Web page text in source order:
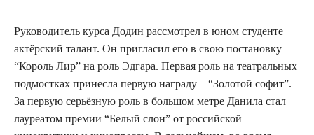
Руководитель курса Додин рассмотрел в юном студенте
актёрский талант. Он пригласил его в свою постановку
“Король Лир” на роль Эдгара. Первая роль на театральных
подмостках принесла первую награду – “Золотой софит”.
За первую серьёзную роль в большом метре Данила стал
лауреатом премии “Белый слон” от российской